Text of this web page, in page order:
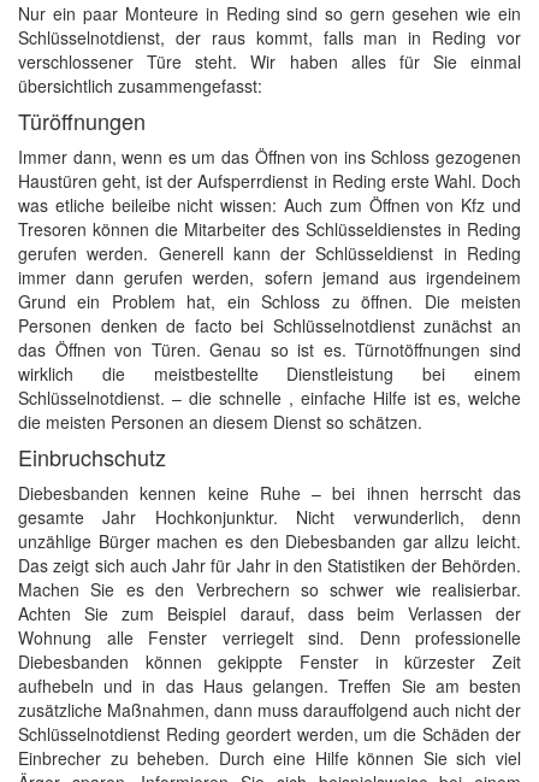
Nur ein paar Monteure in Reding sind so gern gesehen wie ein
Schlüsselnotdienst, der raus kommt, falls man in Reding vor
verschlossener Türe steht. Wir haben alles für Sie einmal
übersichtlich zusammengefasst:
Türöffnungen
Immer dann, wenn es um das Öffnen von ins Schloss gezogenen
Haustüren geht, ist der Aufsperrdienst in Reding erste Wahl. Doch
was etliche beileibe nicht wissen: Auch zum Öffnen von Kfz und
Tresoren können die Mitarbeiter des Schlüsseldienstes in Reding
gerufen werden. Generell kann der Schlüsseldienst in Reding
immer dann gerufen werden, sofern jemand aus irgendeinem
Grund ein Problem hat, ein Schloss zu öffnen. Die meisten
Personen denken de facto bei Schlüsselnotdienst zunächst an
das Öffnen von Türen. Genau so ist es. Türnotöffnungen sind
wirklich die meistbestellte Dienstleistung bei einem
Schlüsselnotdienst. – die schnelle , einfache Hilfe ist es, welche
die meisten Personen an diesem Dienst so schätzen.
Einbruchschutz
Diebesbanden kennen keine Ruhe – bei ihnen herrscht das
gesamte Jahr Hochkonjunktur. Nicht verwunderlich, denn
unzählige Bürger machen es den Diebesbanden gar allzu leicht.
Das zeigt sich auch Jahr für Jahr in den Statistiken der Behörden.
Machen Sie es den Verbrechern so schwer wie realisierbar.
Achten Sie zum Beispiel darauf, dass beim Verlassen der
Wohnung alle Fenster verriegelt sind. Denn professionelle
Diebesbanden können gekippte Fenster in kürzester Zeit
aufhebeln und in das Haus gelangen. Treffen Sie am besten
zusätzliche Maßnahmen, dann muss darauffolgend auch nicht der
Schlüsselnotdienst Reding geordert werden, um die Schäden der
Einbrecher zu beheben. Durch eine Hilfe können Sie sich viel